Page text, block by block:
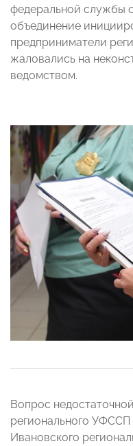
федеральной службы
объединение
предприниматели
жаловались на
ведомством.
Вопрос
регионального
Ивановского